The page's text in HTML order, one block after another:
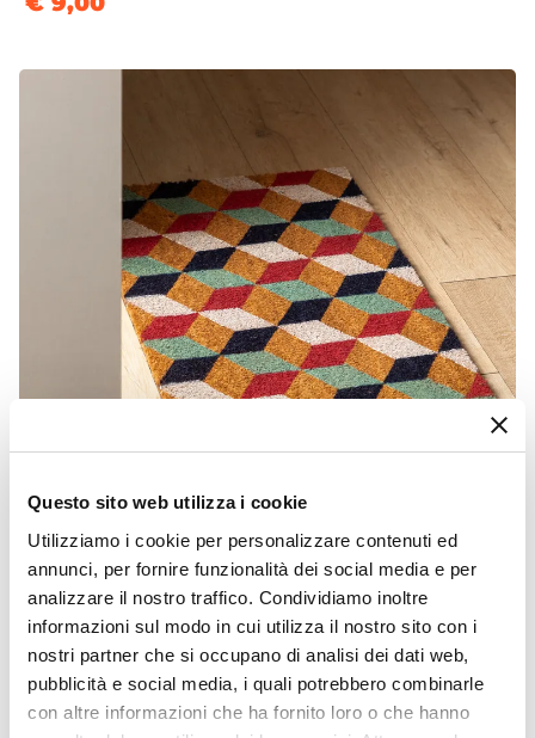
Questo sito web utilizza i cookie
Utilizziamo i cookie per personalizzare contenuti ed
annunci, per fornire funzionalità dei social media e per
analizzare il nostro traffico. Condividiamo inoltre
informazioni sul modo in cui utilizza il nostro sito con i
nostri partner che si occupano di analisi dei dati web,
pubblicità e social media, i quali potrebbero combinarle
con altre informazioni che ha fornito loro o che hanno
CODICE:ZRB-33S
Zerbino 45x75 cm in coir naturale con disegno
geometrico cubi colorati
€ 9,00